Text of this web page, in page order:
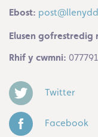
Ebost:
Elusen gofrestredig
Rhif y cwmni:
Twitter
Facebook